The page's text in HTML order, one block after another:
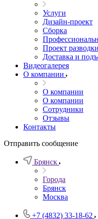
Услуги
Дизайн-проект
Сборка
Проект
Доставка и
Видеогалерея
О компании
О компании
О компании
Сотрудники
Отзывы
Контакты
Отправить сообщение
Брянск
Города
Брянск
Москва
+7 (4832) 33-18-62